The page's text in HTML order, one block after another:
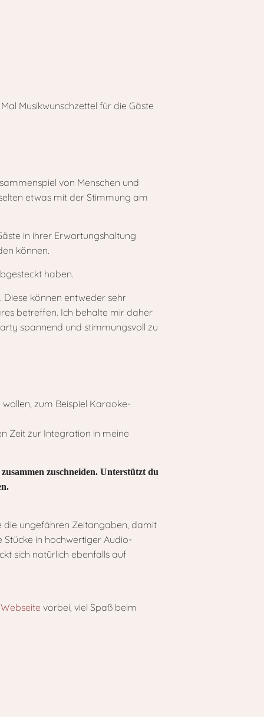
Musikwunschzettel für die Gäste
von Menschen und
etwas mit der Stimmung am
in ihrer Erwartungshaltung
können.
haben.
können entweder sehr
betreffen. Ich behalte mir daher
spannend und stimmungsvoll zu
zum Beispiel Karaoke-
Zeit zur Integration in meine
zuschneiden. Unterstützt du
die ungefähren Zeitangaben, damit
in hochwertiger Audio-
sich natürlich ebenfalls auf
Webseite vorbei, viel Spaß beim